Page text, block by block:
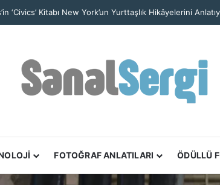
Kare: Yalnız Kaya Oluşumu Tüm Ayrıntılarıyla
FOTOĞRAF ANLATILARI ÖDÜLLÜ